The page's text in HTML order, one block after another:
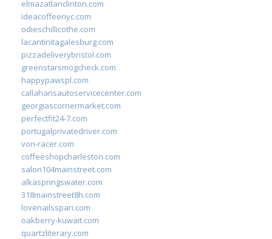
elmazatlanclinton.com
ideacoffeenyc.com
odieschillicothe.com
lacantinitagalesburg.com
pizzadeliverybristol.com
greenstarsmogcheck.com
happypawspl.com
callahansautoservicecenter.com
georgiascornermarket.com
perfectfit24-7.com
portugalprivatedriver.com
von-racer.com
coffeeshopcharleston.com
salon104mainstreet.com
alkaspringswater.com
318mainstreet8h.com
lovenailsspari.com
oakberry-kuwait.com
quartzliterary.com